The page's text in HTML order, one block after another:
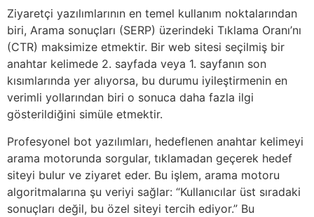
Ziyaretçi yazılımlarının en temel kullanım noktalarından
biri, Arama sonuçları (SERP) üzerindeki Tıklama Oranı’nı
(CTR) maksimize etmektir. Bir web sitesi seçilmiş bir
anahtar kelimede 2. sayfada veya 1. sayfanın son
kısımlarında yer alıyorsa, bu durumu iyileştirmenin en
verimli yollarından biri o sonuca daha fazla ilgi
gösterildiğini simüle etmektir.
Profesyonel bot yazılımları, hedeflenen anahtar kelimeyi
arama motorunda sorgular, tıklamadan geçerek hedef
siteyi bulur ve ziyaret eder. Bu işlem, arama motoru
algoritmalarına şu veriyi sağlar: “Kullanıcılar üst sıradaki
sonuçları değil, bu özel siteyi tercih ediyor.” Bu